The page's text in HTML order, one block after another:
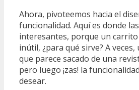
Ahora, pivoteemos hacia el
funcionalidad. Aquí es donde
interesantes, porque un
inútil, ¿para qué sirve? A
que parece sacado de una
pero luego ¡zas! la
desear.